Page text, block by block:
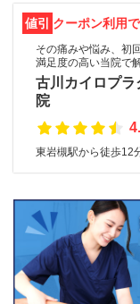
値引 クーポン利用
その痛みや悩み、初
満足度の高い当院で
古川カイロプ
院
東岩槻駅から徒歩12